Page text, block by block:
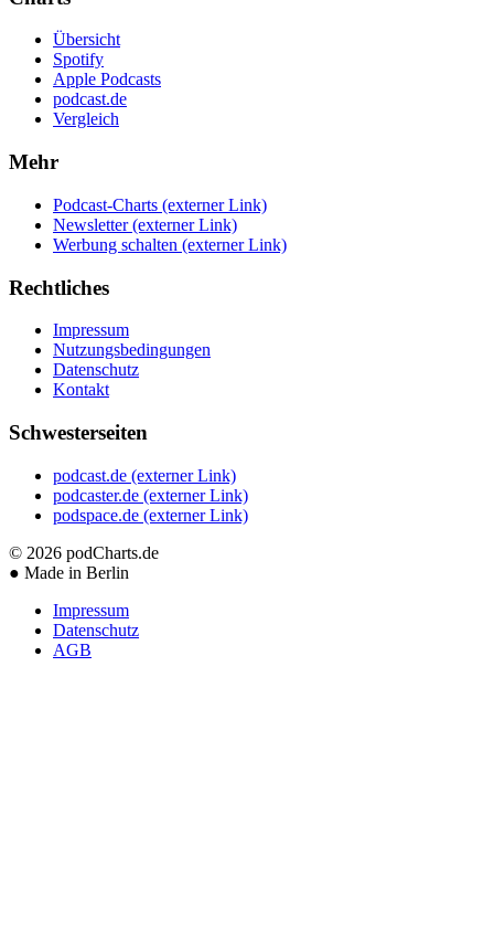
Übersicht
Spotify
Apple Podcasts
podcast.de
Vergleich
Mehr
Podcast-Charts (externer Link)
Newsletter (externer Link)
Werbung schalten (externer Link)
Rechtliches
Impressum
Nutzungsbedingungen
Datenschutz
Kontakt
Schwesterseiten
podcast.de (externer Link)
podcaster.de (externer Link)
podspace.de (externer Link)
© 2026 podCharts.de
● Made in Berlin
Impressum
Datenschutz
AGB